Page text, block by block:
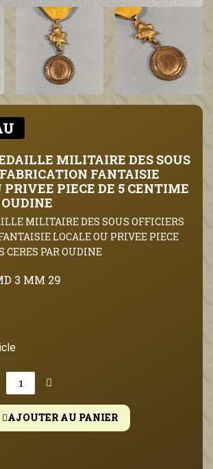
MILITAIRE DES SOUS
FANTAISIE
PRIVEE PIECE DE 5 CENTIME
OUDINE
MILITAIRE DES SOUS OFFICIERS
LOCALE OU PRIVEE PIECE
CERES PAR OUDINE
3 MM 29
AJOUTER AU PANIER